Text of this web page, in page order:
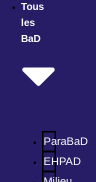
Tous
les
BaD
ParaBaD
EHPAD